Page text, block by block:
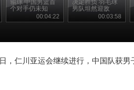
输球 中国男篮首
个对手仍未知
00:04:22
决定胜负 羽毛球
男队坦然迎敌
00:03:58
，仁川亚运会继续进行，中国队获男